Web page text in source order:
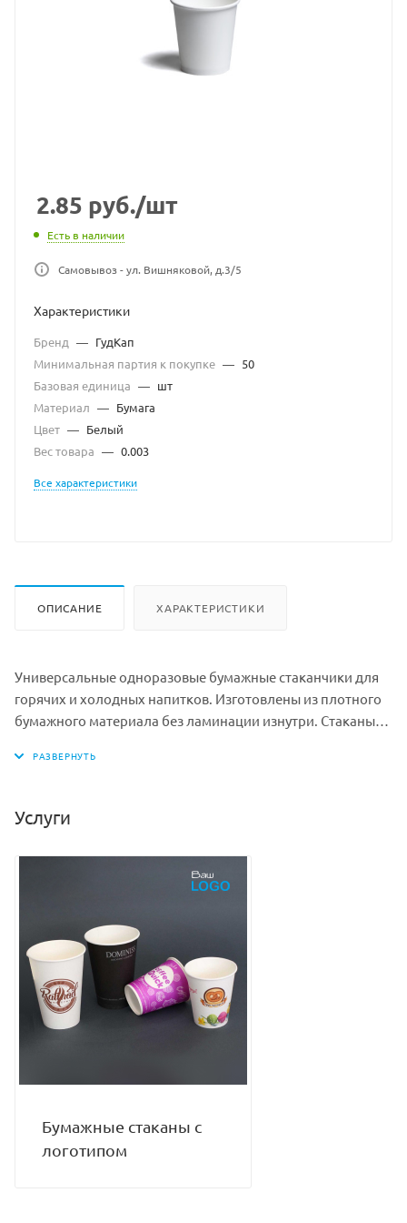
2.85 руб./шт
Есть в наличии
Самовывоз - ул. Вишняковой, д.3/5
Характеристики
Бренд — ГудКап
Минимальная партия к покупке — 50
Базовая единица — шт
Материал — Бумага
Цвет — Белый
Вес товара — 0.003
Все характеристики
ОПИСАНИЕ ХАРАКТЕРИСТИКИ
Универсальные одноразовые бумажные стаканчики для
горячих и холодных напитков. Изготовлены из плотного
бумажного материала без ламинации изнутри. Стаканы
быть герметичными в течение 30 минут.
Объем: 110 мл
Высота: 60 мм
Минимальная партия к покупке: 50 шт
Количество в коробке: 1000 шт.
Услуги
Бумажные стаканы с
логотипом